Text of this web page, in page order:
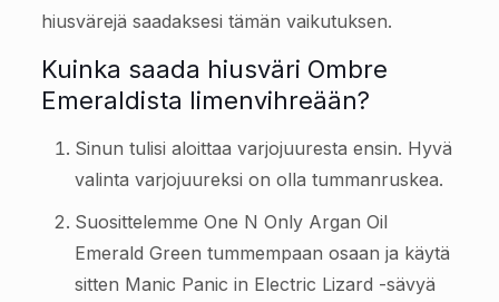
hiusvärejä saadaksesi tämän vaikutuksen.
Kuinka saada hiusväri Ombre
Emeraldista limenvihreään?
Sinun tulisi aloittaa varjojuuresta ensin. Hyvä
valinta varjojuureksi on olla tummanruskea.
Suosittelemme One N Only Argan Oil
Emerald Green tummempaan osaan ja käytä
sitten Manic Panic in Electric Lizard -sävyä